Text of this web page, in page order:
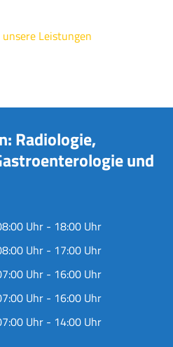
Leistungen
Radiologie,
und
Uhr - 18:00 Uhr
Uhr - 17:00 Uhr
Uhr - 16:00 Uhr
Uhr - 16:00 Uhr
Uhr - 14:00 Uhr